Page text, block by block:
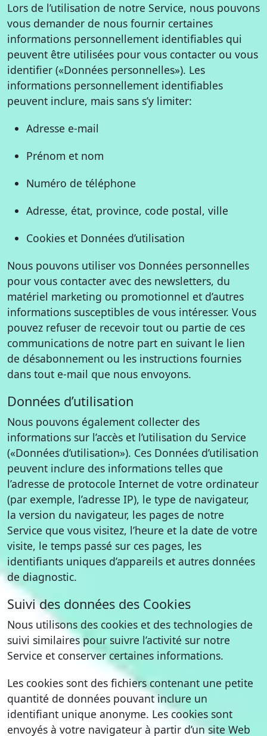
Lors de l’utilisation de notre Service, nous pouvons
vous demander de nous fournir certaines
informations personnellement identifiables qui
peuvent être utilisées pour vous contacter ou vous
identifier («Données personnelles»). Les
informations personnellement identifiables
peuvent inclure, mais sans s’y limiter:
Adresse e-mail
Prénom et nom
Numéro de téléphone
Adresse, état, province, code postal, ville
Cookies et Données d’utilisation
Nous pouvons utiliser vos Données personnelles
pour vous contacter avec des newsletters, du
matériel marketing ou promotionnel et d’autres
informations susceptibles de vous intéresser. Vous
pouvez refuser de recevoir tout ou partie de ces
communications de notre part en suivant le lien
de désabonnement ou les instructions fournies
dans tout e-mail que nous envoyons.
Données d’utilisation
Nous pouvons également collecter des
informations sur l’accès et l’utilisation du Service
(«Données d’utilisation»). Ces Données d’utilisation
peuvent inclure des informations telles que
l’adresse de protocole Internet de votre ordinateur
(par exemple, l’adresse IP), le type de navigateur,
la version du navigateur, les pages de notre
Service que vous visitez, l’heure et la date de votre
visite, le temps passé sur ces pages, les
identifiants uniques d’appareils et autres données
de diagnostic.
Suivi des données des Cookies
Nous utilisons des cookies et des technologies de
suivi similaires pour suivre l’activité sur notre
Service et conserver certaines informations.
Les cookies sont des fichiers contenant une petite
quantité de données pouvant inclure un
identifiant unique anonyme. Les cookies sont
envoyés à votre navigateur à partir d’un site Web